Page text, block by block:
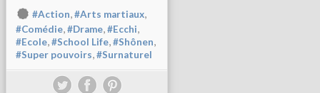
#Action,#Arts martiaux,
#Comédie,#Drame,#Ecchi,
#Ecole,#School Life,#Shônen,
#Super pouvoirs,#Surnaturel